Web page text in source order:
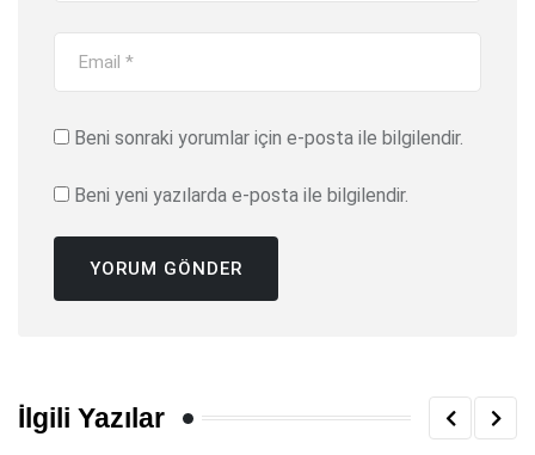
Beni sonraki yorumlar için e-posta ile bilgilendir.
Beni yeni yazılarda e-posta ile bilgilendir.
İlgili Yazılar